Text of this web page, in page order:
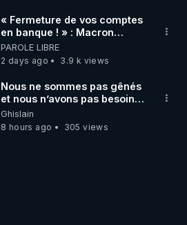
« Fermeture de vos comptes
en banque ! » : Macron
impose une loi folle !
PAROLE LIBRE
2 days ago
3.9 k views
Nous ne sommes pas gênés
et nous n’avons pas besoin
de nous excuser ! #jw
#jehovah #collegecentral
Ghislain
8 hours ago
305 views